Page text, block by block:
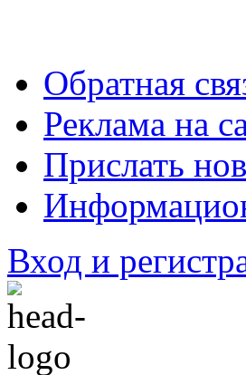
Обратная
Реклама на
Прислать
Вход и